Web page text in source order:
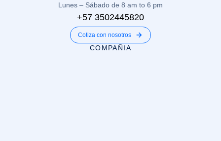
Lunes – Sábado de 8 am to 6 pm
+57 3502445820
Cotiza con nosotros
COMPAÑIA